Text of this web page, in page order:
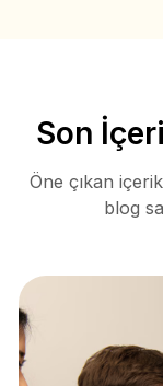
Son
Öne çıkan
blog